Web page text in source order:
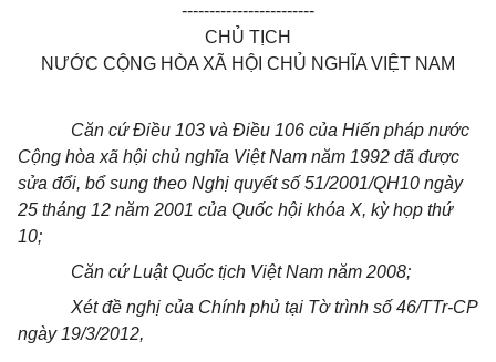
------------------------
CHỦ TỊCH
NƯỚC CỘNG HÒA XÃ HỘI CHỦ NGHĨA VIỆT NAM
Căn cứ Điều 103 và Điều 106 của Hiến pháp nước
Cộng hòa xã hội chủ nghĩa Việt Nam năm 1992 đã được
sửa đổi, bổ sung theo Nghị quyết số 51/2001/QH10 ngày
25 tháng 12 năm 2001 của Quốc hội khóa X, kỳ họp thứ
10;
Căn cứ Luật Quốc tịch Việt Nam năm 2008;
Xét đề nghị của Chính phủ tại Tờ trình số 46/TTr-CP
ngày 19/3/2012,